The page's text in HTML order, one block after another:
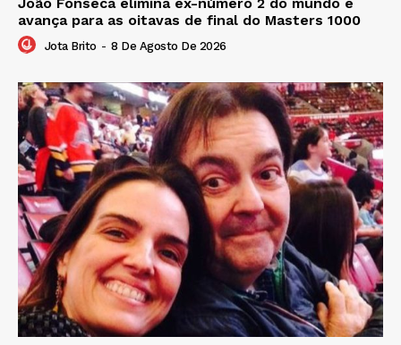
avança para as oitavas de final do Masters 1000
Jota Brito - 8 De Agosto De 2026